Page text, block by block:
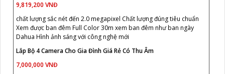
9,819,200 VNĐ
chất lượng sắc nét đến 2.0 megapixel Chất lượng đúng tiêu chuẩn
Xem được ban đêm Full Color 30m xem ban đêm như ban ngày
Dahua Hình ảnh sáng với công nghệ mới
Lắp Bộ 4 Camera Cho Gia Đình Giá Rẻ Có Thu Âm
7,000,000 VNĐ